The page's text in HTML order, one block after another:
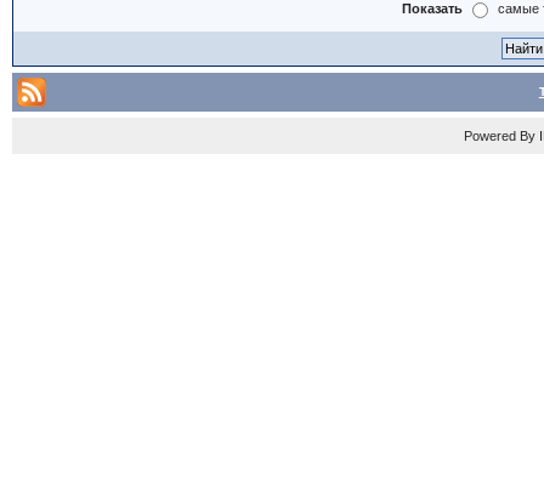
Показать самые
Powered By